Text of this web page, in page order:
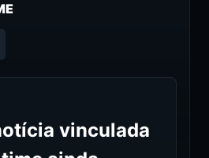
vinculada